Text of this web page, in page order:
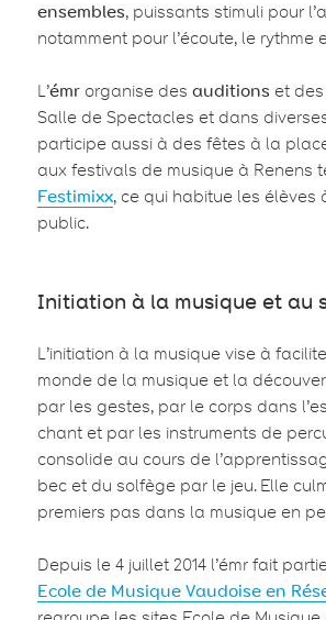
ensembles, puissants stimuli pour
notamment pour l’écoute, le rythme
L’émr organise desauditions et
Salle de Spectacles et dans
participe aussi à des fêtes à la
aux festivals de musique à Renens
Festimixx, ce qui habitue les élèves
public.
Initiation à la musique et au
L’initiation à la musique vise à
monde de la musique et la
par les gestes, par le corps dans
chant et par les instruments de
consolide au cours de
bec et du solfège par le jeu. Elle
premiers pas dans la musique en
Depuis le 4 juillet 2014 l’émr fait
Ecole de Musique Vaudoise en